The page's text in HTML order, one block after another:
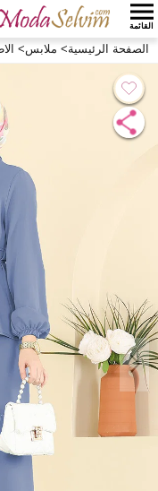
القائمة
الصفحة الرئيسية> ملابس>